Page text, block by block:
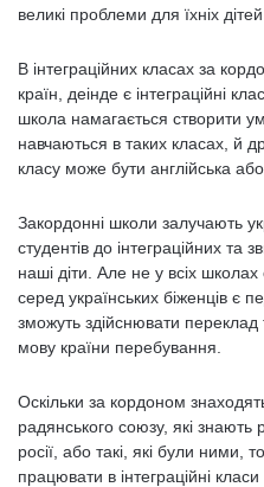
великі проблеми для їхніх
В інтеграційних класах за
країн, деінде є інтеграційні
школа намагається створити
навчаються в таких класах, й
класу може бути англійська або
Закордонні школи залучають
студентів до інтеграційних та
наші діти. Але не у всіх школах
серед українських біженців є
зможуть здійснювати переклад
мову країни перебування.
Оскільки за кордоном
радянського союзу, які знають
росії, або такі, які були ними,
працювати в інтеграційні